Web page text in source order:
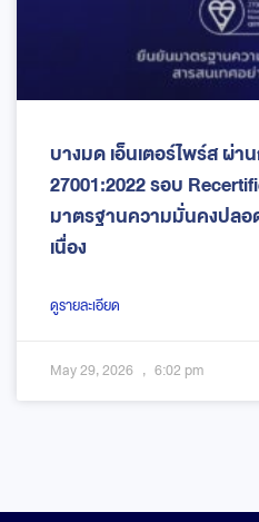
บางมด เอ็นเตอร์ไพร์ส ผ่า
27001:2022 รอบ
มาตรฐานความมั่นคงปลอ
เนื่อง
ดูรายละเอียด
May 29, 2026 6:02 pm